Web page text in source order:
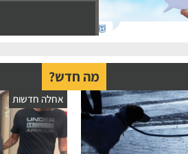
מה חדש?
אחלה חדשות